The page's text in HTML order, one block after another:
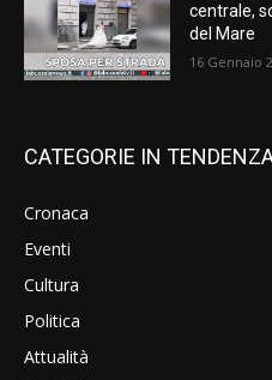
centrale,
del Mare
16 Gennaio
CATEGORIE IN
Cronaca
Eventi
Cultura
Politica
Attualità